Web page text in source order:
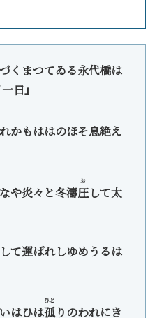
くまつてゐる永代橋は
日』
かもははのほそ息絶え
や炎々と冬濤圧
お
して太
て運ばれしゆめうるは
はひは孤
ひと
りのわれにき